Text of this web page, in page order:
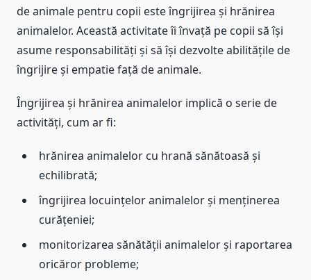
de animale pentru copii este îngrijirea și hrănirea
animalelor. Această activitate îi învață pe copii să își
asume responsabilități și să își dezvolte abilitățile de
îngrijire și empatie față de animale.
Îngrijirea și hrănirea animalelor implică o serie de
activități, cum ar fi:
hrănirea animalelor cu hrană sănătoasă și
echilibrată;
îngrijirea locuințelor animalelor și menținerea
curățeniei;
monitorizarea sănătății animalelor și raportarea
oricăror probleme;